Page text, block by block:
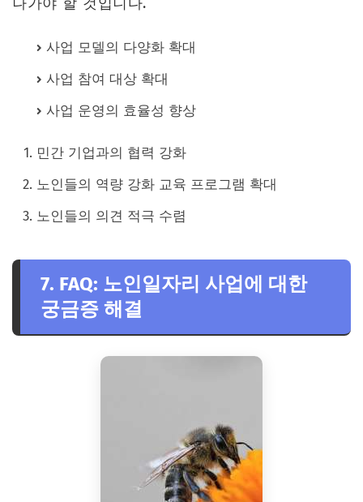
사업 모델의 다양화 확대
사업 참여 대상 확대
사업 운영의 효율성 향상
민간 기업과의 협력 강화
노인들의 역량 강화 교육 프로그램 확대
노인들의 의견 적극 수렴
7. FAQ: 노인일자리 사업에 대한
궁금증 해결